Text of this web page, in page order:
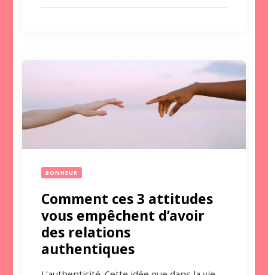
BONHEUR
Comment ces 3 attitudes
vous empêchent d’avoir
des relations
authentiques